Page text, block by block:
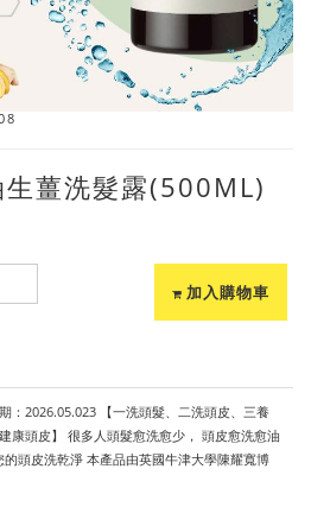
生薑洗髮露(500ML)
加入購物車
：2026.05.023 【一洗頭髮、二洗頭皮、三養
康頭皮】 很多人頭髮愈洗愈少， 頭皮愈洗愈油
頭皮洗乾淨 本產品由英國牛津大學陳耀寬博